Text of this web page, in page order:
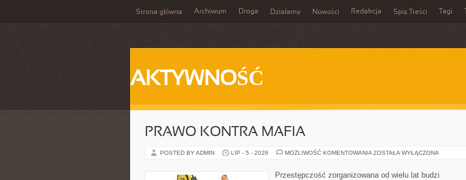
Strona główna Archiwum Droga Działamy Nowości Redakcja Spis Treści Tagi
AKTYWNOŚĆ
PRAWO KONTRA MAFIA
POSTED BY ADMIN LIP - 5 - 2026 MOŻLIWOŚĆ KOMENTOWANIA PRAWO
ZOSTAŁA WYŁĄCZONA
Przestępczość zorganizowana od wielu lat budzi